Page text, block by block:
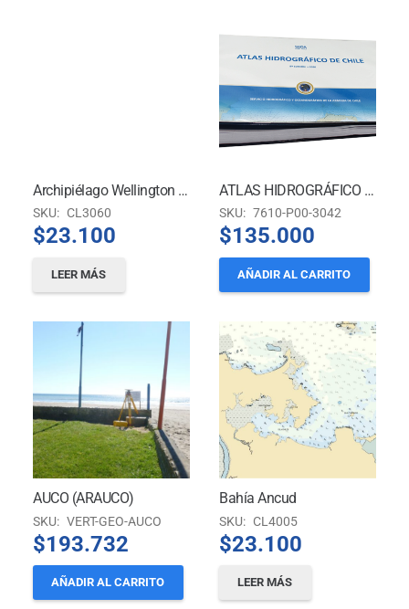
Archipiélago Wellington – Canal Fallos – Isla Bynoe A Isla Knorr Y Angostura Alemana
SKU: CL3060
$23.100
LEER MÁS
ATLAS HIDROGRÁFICO DE CHILE
SKU: 7610-P00-3042
$135.000
AÑADIR AL CARRITO
AUCO (ARAUCO)
SKU: VERT-GEO-AUCO
$193.732
AÑADIR AL CARRITO
Bahía Ancud
SKU: CL4005
$23.100
LEER MÁS